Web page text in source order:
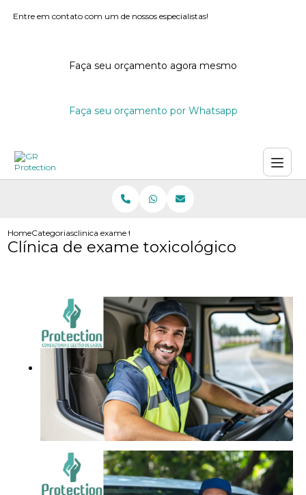
Entre em contato com um de nossos especialistas!
Faça seu orçamento agora mesmo
Faça seu orçamento por Whatsapp
HomeCategoriasclinica exame toxicologico
Clínica de exame toxicológico